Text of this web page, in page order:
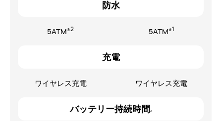
防水
5ATM※2 5ATM※1
充電
ワイヤレス充電 ワイヤレス充電
バッテリー持続時間 ※3